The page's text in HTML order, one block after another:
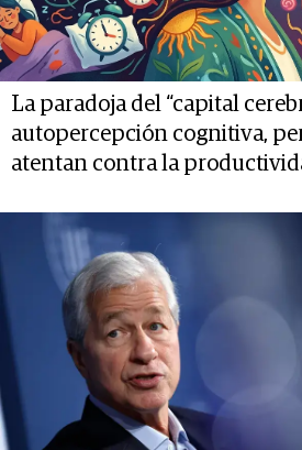
La paradoja del “capital
autopercepción cognitiva,
atentan contra la